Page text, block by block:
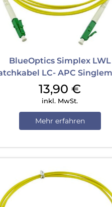
BlueOptics Simplex LWL
LC- APC
1 m Yellow
13,90€
inkl. MwSt.
Mehr erfahren